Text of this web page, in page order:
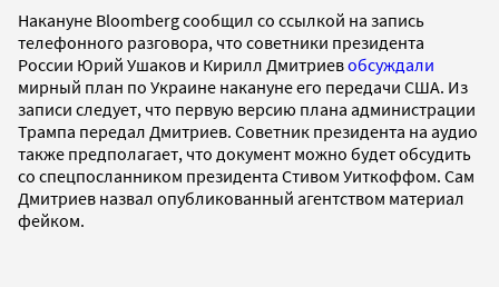
Накануне Bloomberg сообщил со ссылкой на запись
телефонного разговора, что советники президента
России Юрий Ушаков и Кирилл Дмитриевобсуждали
мирный план по Украине накануне его передачи США. Из
записи следует, что первую версию плана администрации
Трампа передал Дмитриев. Советник президента на аудио
также предполагает, что документ можно будет обсудить
со спецпосланником президента Стивом Уиткоффом. Сам
Дмитриев назвал опубликованный агентством материал
фейком.